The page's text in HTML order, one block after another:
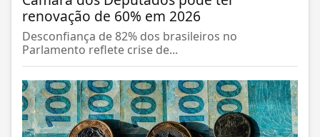
renovação de 60% em 2026
Desconfiança de 82% dos brasileiros no
Parlamento reflete crise de...